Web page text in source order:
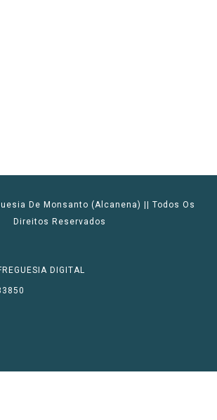
De Monsanto (Alcanena) || Todos Os
Direitos Reservados
DIGITAL